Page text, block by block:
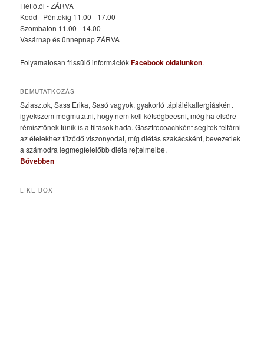
Hétfőtől - ZÁRVA
Kedd - Péntekig 11.00 - 17.00
Szombaton 11.00 - 14.00
Vasárnap és ünnepnap ZÁRVA
Folyamatosan frissülő információkFacebook oldalunkon.
BEMUTATKOZÁS
Sziasztok, Sass Erika, Sasó vagyok, gyakorló táplálékallergiásként
igyekszem megmutatni, hogy nem kell kétségbeesni, még ha elsőre
rémisztőnek tűnik is a tiltások hada. Gasztrocoachként segítek feltárni
az ételekhez fűződő viszonyodat, míg diétás szakácsként, bevezetlek
a számodra legmegfelelőbb diéta rejtelmeibe.
Bővebben
LIKE BOX